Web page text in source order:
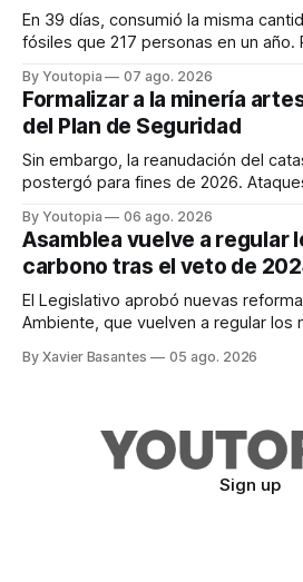
En 39 días, consumió la misma
fósiles que 217 personas en un año.
By Youtopia 07 ago. 2026
Formalizar a la minería
del Plan de Seguridad
Sin embargo, la reanudación del
postergó para fines de 2026.
By Youtopia 06 ago. 2026
Asamblea vuelve a regular
carbono tras el veto de
El Legislativo aprobó nuevas
Ambiente, que vuelven a regular los
By Xavier Basantes 05 ago. 2026
Sign up